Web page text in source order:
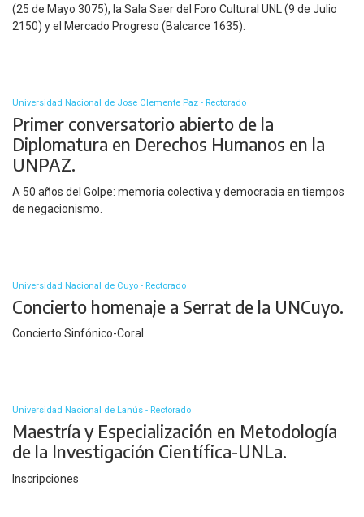
(25 de Mayo 3075), la Sala Saer del Foro Cultural UNL (9 de Julio
2150) y el Mercado Progreso (Balcarce 1635).
Universidad Nacional de Jose Clemente Paz - Rectorado
Primer conversatorio abierto de la
Diplomatura en Derechos Humanos en la
UNPAZ.
A 50 años del Golpe: memoria colectiva y democracia en tiempos
de negacionismo.
Universidad Nacional de Cuyo - Rectorado
Concierto homenaje a Serrat de la UNCuyo.
Concierto Sinfónico-Coral
Universidad Nacional de Lanús - Rectorado
Maestría y Especialización en Metodología
de la Investigación Científica-UNLa.
Inscripciones